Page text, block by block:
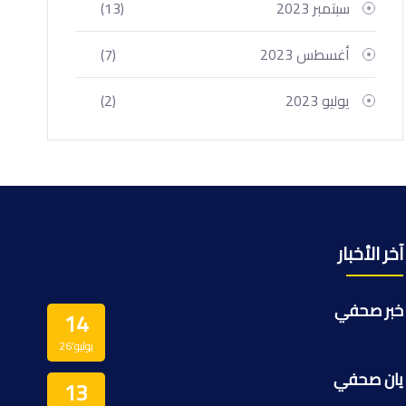
سبتمبر 2023
(13)
أغسطس 2023
(7)
يوليو 2023
(2)
آخر الأخبار
14
يوليو’26
خبر صحفي
13 يان صحفي